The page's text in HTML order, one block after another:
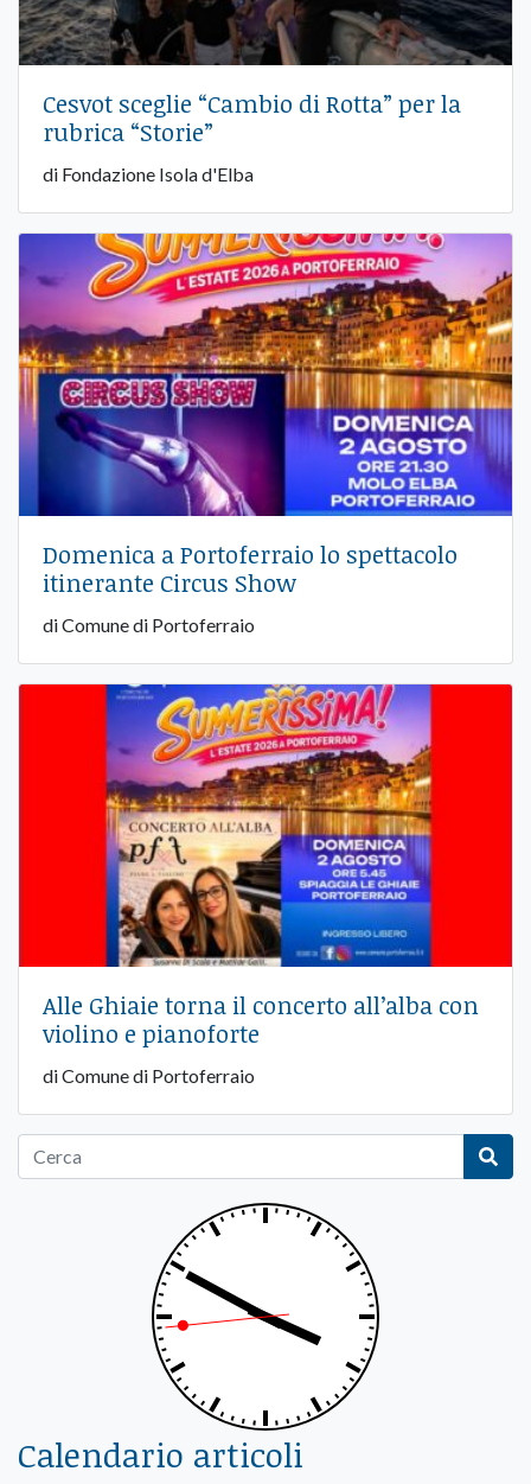
Cesvot sceglie “Cambio di Rotta” per la
rubrica “Storie”
di Fondazione Isola d'Elba
Domenica a Portoferraio lo spettacolo
itinerante Circus Show
di Comune di Portoferraio
Alle Ghiaie torna il concerto all’alba con
violino e pianoforte
di Comune di Portoferraio
Calendario articoli